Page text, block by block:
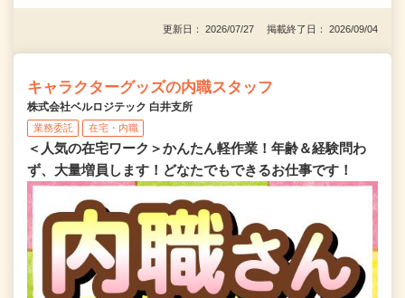
更新日： 2026/07/27 掲載終了日： 2026/09/04
キャラクターグッズの内職スタッフ
株式会社ベルロジテック 白井支所
業務委託 在宅・内職
＜人気の在宅ワーク＞かんたん軽作業！年齢＆経験問わ
ず、大量増員します！どなたでもできるお仕事です！